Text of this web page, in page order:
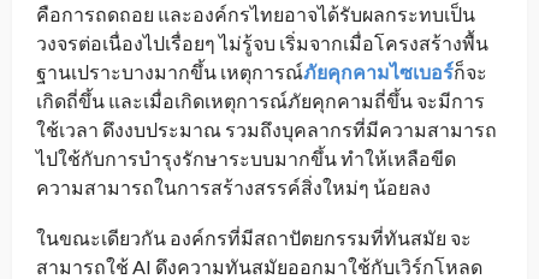
คือการถดถอย และองค์กรไทยอาจได้รับผลกระทบเป็น
วงจรต่อเนื่องไปเรื่อยๆ ไม่รู้จบ เริ่มจากเมื่อโครงสร้างพื้น
ฐานเปราะบางมากขึ้น เหตุการณ์ภัยคุกคามไซเบอร์ก็จะ
เกิดถี่ขึ้น และเมื่อเกิดเหตุการณ์ภัยคุกคามถี่ขึ้น จะมีการ
ใช้เวลา ดึงงบประมาณ รวมถึงบุคลากรที่มีความสามารถ
ไปใช้กับการบำรุงรักษาระบบมากขึ้น ทำให้เหลือขีด
ความสามารถในการสร้างสรรค์สิ่งใหม่ๆ น้อยลง
ในขณะเดียวกัน องค์กรที่มีสถาปัตยกรรมที่ทันสมัย จะ
สามารถใช้ AI ดึงความทันสมัยออกมาใช้กับเวิร์กโหลด